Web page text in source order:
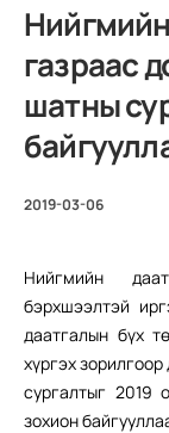
газраас
шатны
2019-03-06
Нийгмийн
бэрхшээлтэй
даатгалын бүх
хүргэх
сургалтыг 2019
зохион